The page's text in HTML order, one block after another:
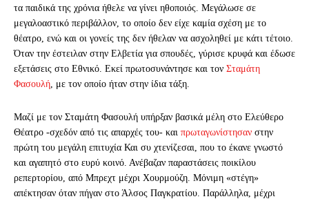
τα παιδικά της χρόνια ήθελε να γίνει ηθοποιός. Μεγάλωσε σε
μεγαλοαστικό περιβάλλον, το οποίο δεν είχε καμία σχέση με το
θέατρο, ενώ και οι γονείς της δεν ήθελαν να ασχοληθεί με κάτι τέτοιο.
Όταν την έστειλαν στην Ελβετία για σπουδές, γύρισε κρυφά και έδωσε
εξετάσεις στο Εθνικό. Εκεί πρωτοσυνάντησε και τον Σταμάτη
Φασουλή , με τον οποίο ήταν στην ίδια τάξη.
Μαζί με τον Σταμάτη Φασουλή υπήρξαν βασικά μέλη στο Ελεύθερο
Θέατρο -σχεδόν από τις απαρχές του- και πρωταγωνίστησαν στην
πρώτη του μεγάλη επιτυχία Και συ χτενίζεσαι, που το έκανε γνωστό
και αγαπητό στο ευρύ κοινό. Ανέβαζαν παραστάσεις ποικίλου
ρεπερτορίου, από Μπρεχτ μέχρι Χουρμούζη. Μόνιμη «στέγη»
απέκτησαν όταν πήγαν στο Άλσος Παγκρατίου. Παράλληλα, μέχρι